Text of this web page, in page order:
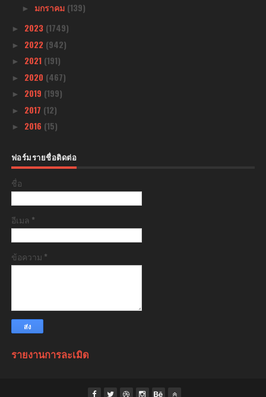
► มกราคม (139)
► 2023 (1749)
► 2022 (942)
► 2021 (191)
► 2020 (467)
► 2019 (199)
► 2017 (12)
► 2016 (15)
ฟอร์มรายชื่อติดต่อ
ชื่อ
อีเมล *
ข้อความ *
รายงานการละเมิด